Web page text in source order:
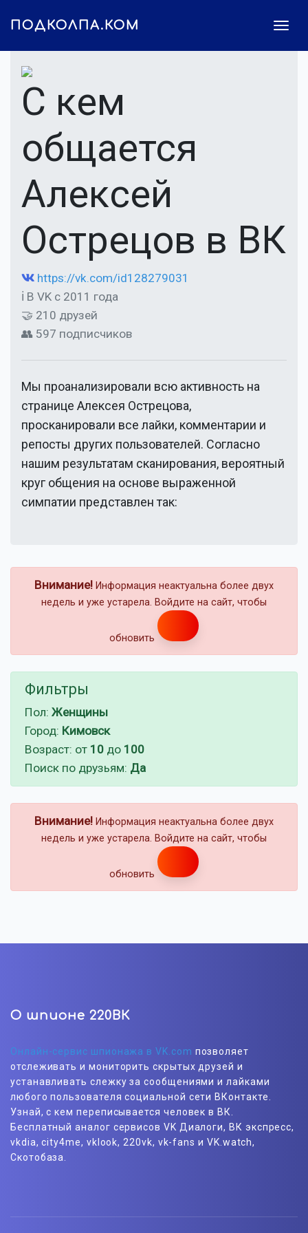
ПОДКОЛПА.КОМ
С кем
общается
Алексей
Острецов в ВК
https://vk.com/id128279031
ℹ В VK с 2011 года
🤝 210 друзей
👥 597 подписчиков
Мы проанализировали всю активность на
странице Алексея Острецова,
просканировали все лайки, комментарии и
репосты других пользователей. Согласно
нашим результатам сканирования, вероятный
круг общения на основе выраженной
симпатии представлен так:
Внимание! Информация неактуальна более двух
недель и уже устарела. Войдите на сайт, чтобы
обновить
Фильтры
Пол: Женщины
Город: Кимовск
Возраст: от 10 до 100
Поиск по друзьям: Да
Внимание! Информация неактуальна более двух
недель и уже устарела. Войдите на сайт, чтобы
обновить
О шпионе 220ВК
Онлайн-сервис шпионажа в VK.com позволяет
отслеживать и мониторить скрытых друзей и
устанавливать слежку за сообщениями и лайками
любого пользователя социальной сети ВКонтакте.
Узнай, с кем переписывается человек в ВК.
Бесплатный аналог сервисов VK Диалоги, ВК экспресс,
vkdia, city4me, vklook, 220vk, vk-fans и VK.watch,
Скотобаза.